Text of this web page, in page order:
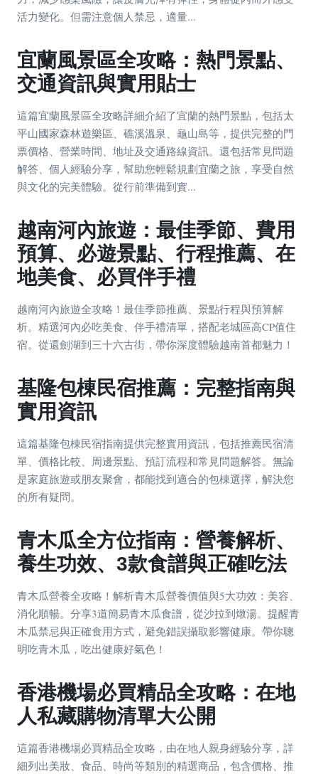
活力變化。但需注意個人禁忌，適量...
宜蘭風景區全攻略：熱門景點、
交通資訊與實用貼士
這篇宜蘭風景區全攻略詳細介紹了宜蘭的熱門景點，包括太
平山國家森林遊樂區、礁溪溫泉、龜山島等，提供完整的門
票價格、營業時間、地址及交通路線資訊。還包括常見問題
解答、個人經驗分享，幫助您輕鬆規劃宜蘭之旅，享受自然
與文化的完美體驗。從行前準備到實...
越南河內旅遊：最佳季節、費用
預算、必遊景點、行程推薦、在
地美食、必買伴手禮
越南河內旅遊全攻略！最佳季節推薦、景點行程與預算解
析。精選河內必吃美食、伴手禮清單，搭配老城區高CP值住
宿。從還劍湖到三十六古街，帶你深度體驗越南首都魅力！
基隆包棟民宿推薦：完整指南與
實用資訊
這篇基隆包棟民宿指南提供完整實用資訊，包括推薦民宿清
單、價格比較、周邊景點、預訂流程和常見問題解答。無論
是家庭旅遊或朋友聚會，都能找到適合的包棟選擇，解決您
的所有疑問。
青木瓜全方位指南：營養解析、
養生功效、3款食譜與正確吃法
青木瓜營養全攻略！解析青木瓜營養價值與5大功效：美容、
消化順暢。分享3道簡易青木瓜食譜，從沙拉到燉湯。提醒青
木瓜禁忌與正確食用方式，避免錯誤攝取影響健康。帶你聰
明吃青木瓜，吃出健康好氣色！
香港機場必買精品全攻略：在地
人私藏購物清單大公開
這篇香港機場必買精品全攻略，由在地人親身經驗分享，詳
細列出美妝、食品、時尚等類別的精選商品，包含價格、推